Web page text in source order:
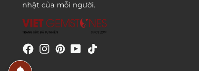
nhật của mỗi người.